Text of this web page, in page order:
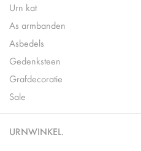
Urn kat
As armbanden
Asbedels
Gedenksteen
Grafdecoratie
Sale
URNWINKEL.